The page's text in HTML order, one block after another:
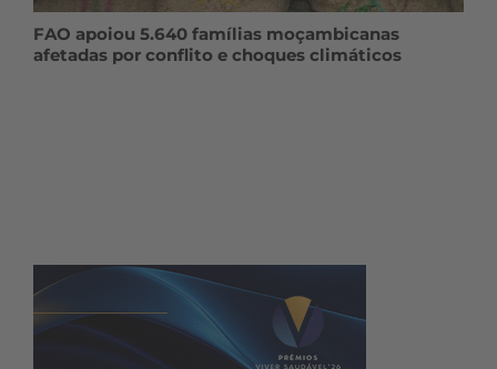
FAO apoiou 5.640 famílias moçambicanas
afetadas por conflito e choques climáticos